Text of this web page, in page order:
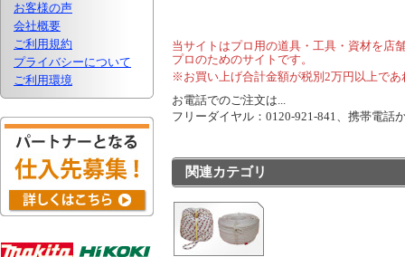
お客様の声
会社概要
ご利用規約
プライバシーについて
ご利用環境
当サイトはプロ用の道具・工具・資材を店
プロのためのサイトです。
※お買い上げ合計金額が税別2万円以上で
お電話でのご注文は...
フリーダイヤル：0120-921-841、携帯電
関連カテゴリ